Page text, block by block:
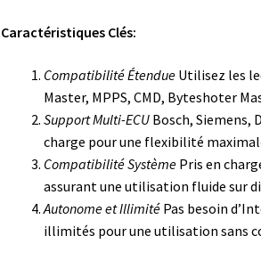
Caractéristiques Clés:
Compatibilité Étendue Utilisez les
Master, MPPS, CMD, Byteshoter
Support Multi-ECU Bosch, Siemens,
charge pour une flexibilité maximal
Compatibilité Système Pris en
assurant une utilisation fluide sur
Autonome et Illimité Pas besoin
illimités pour une utilisation sans